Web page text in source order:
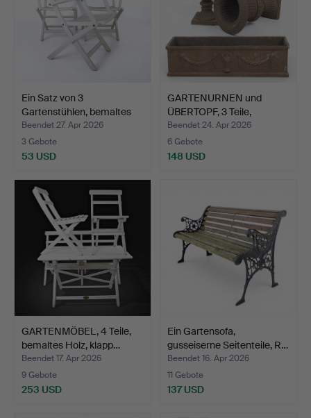
Ein Satz von 3
Gartenstühlen, bemaltes
Hol…
Beendet 27. Apr 2026
3 Gebote
53 USD
GARTENURNEN und
ÜBERTOPF, 3 Teile,
Gusseis…
Beendet 24. Apr 2026
6 Gebote
148 USD
GARTENMÖBEL, 4 Teile,
bemaltes Holz, klapp…
Beendet 17. Apr 2026
9 Gebote
253 USD
Ein Gartensofa,
gusseiserne Seitenteile, R…
Beendet 16. Apr 2026
11 Gebote
137 USD